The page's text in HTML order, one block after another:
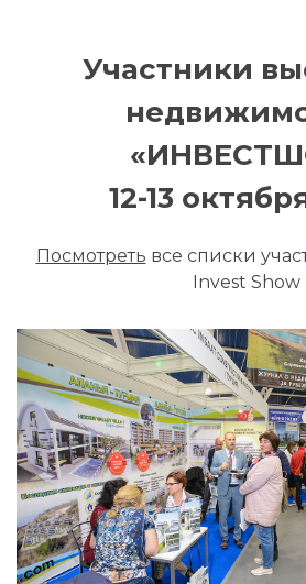
Участники
12-13
Посмотреть все списки
Invest Show